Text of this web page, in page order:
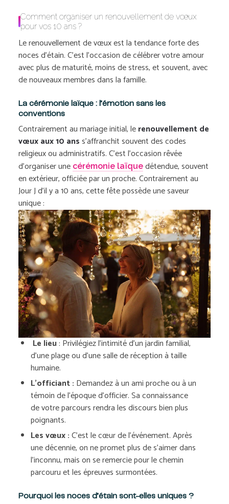
Comment organiser un renouvellement de vœux
pour vos 10 ans ?
Le renouvellement de vœux est la tendance forte des
noces d’étain. C’est l’occasion de célébrer votre amour
avec plus de maturité, moins de stress, et souvent, avec
de nouveaux membres dans la famille.
La cérémonie laïque : l’émotion sans les
conventions
Contrairement au mariage initial, lerenouvellement de
vœux aux 10 anss’affranchit souvent des codes
religieux ou administratifs.C’est l’occasion rêvée
d’organiser une cérémonie laïque détendue, souvent
en extérieur, officiée par un proche. Contrairement au
Jour J d’il y a 10 ans, cette fête possède une saveur
unique :
Le lieu: Privilégiez l’intimité d’un jardin familial,
d’une plage ou d’une salle de réception à taille
humaine.
L’officiant : Demandez à un ami proche ou à un
témoin de l’époque d’officier. Sa connaissance
de votre parcours rendra les discours bien plus
poignants.
Les vœux :C’est le cœur de l’événement. Après
une décennie, on ne promet plus de s’aimer dans
l’inconnu, mais on se remercie pour le chemin
parcouru et les épreuves surmontées.
Pourquoi les noces d’étain sont-elles uniques ?